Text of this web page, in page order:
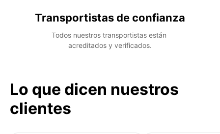
Transportistas de confianza
Todos nuestros transportistas están
acreditados y verificados.
Lo que dicen nuestros
clientes